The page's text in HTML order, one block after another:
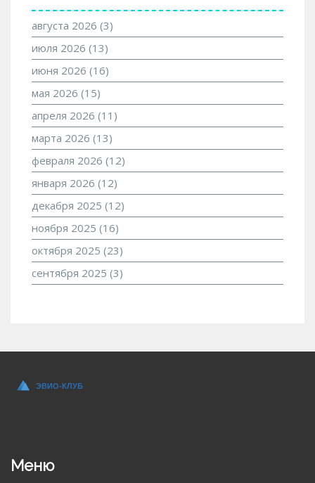
августа 2026 (3)
июля 2026 (13)
июня 2026 (16)
мая 2026 (15)
апреля 2026 (11)
марта 2026 (13)
февраля 2026 (12)
января 2026 (12)
декабря 2025 (12)
ноября 2025 (16)
октября 2025 (23)
сентября 2025 (3)
Меню